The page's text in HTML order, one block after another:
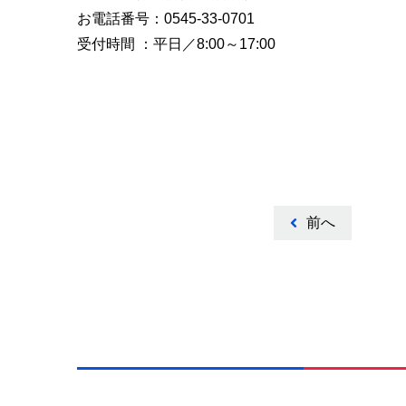
お電話番号：0545-33-0701
受付時間 ：平日／8:00～17:00
前へ